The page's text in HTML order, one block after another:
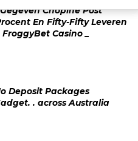
Chopine Post
En Fifty-Fifty Leveren
Casino _
Deposit Packages
. across Australia